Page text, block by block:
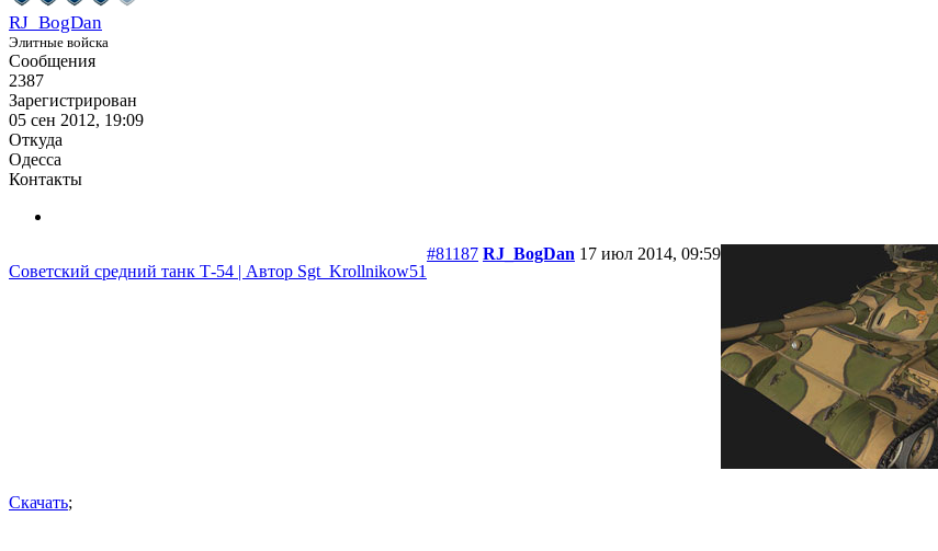
RJ_BogDan
Элитные войска
Сообщения
2387
Зарегистрирован
05 сен 2012, 19:09
Откуда
Одесса
Контакты
Советский средний танк Т-54 | Автор Sgt_Krollnikow51
#81187 RJ_BogDan 17 июл 2014, 09:59
Скачать;